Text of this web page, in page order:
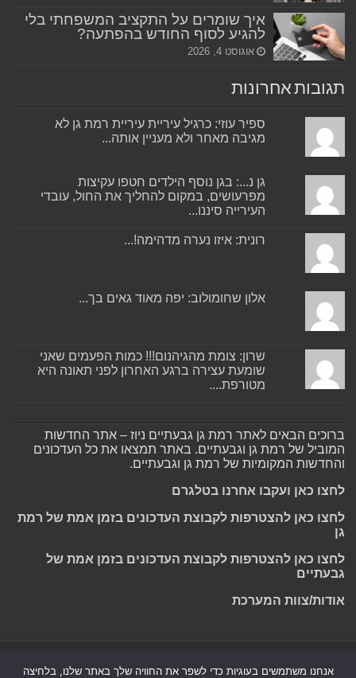
איך שומרים על התקציב המשפחתי בלי
להגיע לסוף החודש בהפתעה?
אוגוסט 4, 2026
תגובות אחרונות
ספיר עוזי: כרגיל עיריית עיריית רמת גן לא
מגיבה מאחר ולא מעניין אותה...
גן נ...: בגן נוסף הילדים חטפו עקיצות
מפרעושים, במקום להחליך את החול, עובדי
העירייה סיננו...
רונית: איזו נערה מדהימה!...
אלון שחומולוב: יפה מאוד גאים בך...
שרון: צומת מהגיהנום!!! כמות הפעמים שאני
שומעת עצירה ברגע האחרון לפני תאונה היא
מטורפת....
ברוכים הבאים לאתר רמת גן גבעתיים ניוז – אתר החדשות
המוביל של רמת גן וגבעתיים. באתר תמצאו את כל העדכונים
והחדשות המקומיות של רמת גן וגבעתיים.
לחצו כאן ועקבו אחרנו בטלגרם
לחצו כאן להצטרפות לקבוצת העדכונים בזמן אמת של רמת
גן
לחצו כאן להצטרפות לקבוצת העדכונים בזמן אמת של
גבעתיים
אודות/צוות המערכת
אנחנו משתמשים בעוגיות כדי לשפר את החוויה שלך באתר שלנו, בלחיצה